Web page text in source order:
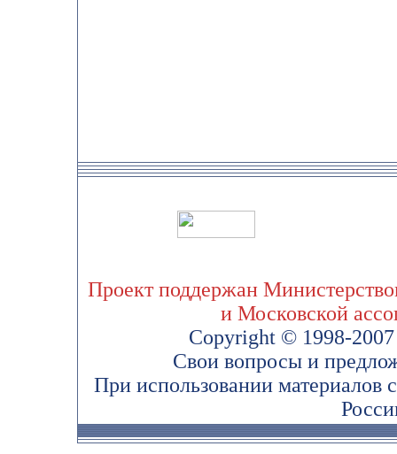
Проект поддержан
и Московской
Copyright © 1998-
Свои вопросы и
При использовании